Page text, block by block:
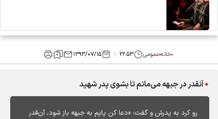
خانهعمومی ۲۲:۵۳ ۱۳۹۳/۰۷/۱۵
آنقدر در جبهه می‌مانم تا بشوی پدر شهید
رو کرد به پدرش و گفت: «دعا کن پایم به جبهه باز شود، آن‌قدر